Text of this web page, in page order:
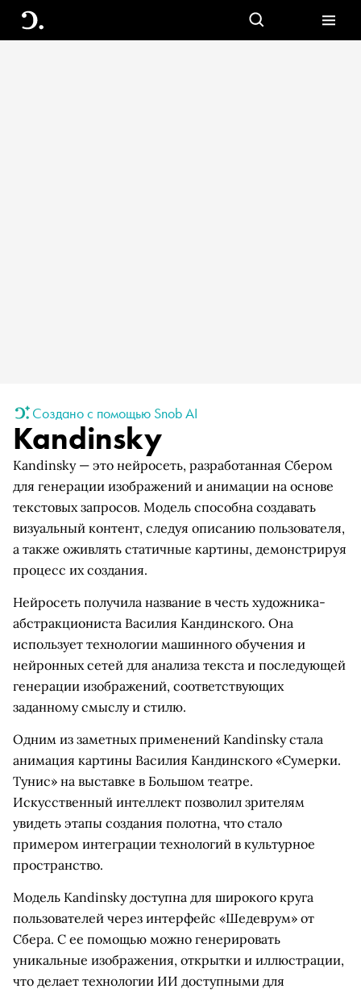
Создано с помощью Snob AI
Kandinsky
Kandinsky — это нейросеть, разработанная Сбером
для генерации изображений и анимации на основе
текстовых запросов. Модель способна создавать
визуальный контент, следуя описанию пользователя,
а также оживлять статичные картины, демонстрируя
процесс их создания.
Нейросеть получила название в честь художника-
абстракциониста Василия Кандинского. Она
использует технологии машинного обучения и
нейронных сетей для анализа текста и последующей
генерации изображений, соответствующих
заданному смыслу и стилю.
Одним из заметных применений Kandinsky стала
анимация картины Василия Кандинского «Сумерки.
Тунис» на выставке в Большом театре.
Искусственный интеллект позволил зрителям
увидеть этапы создания полотна, что стало
примером интеграции технологий в культурное
пространство.
Модель Kandinsky доступна для широкого круга
пользователей через интерфейс «Шедеврум» от
Сбера. С ее помощью можно генерировать
уникальные изображения, открытки и иллюстрации,
что делает технологии ИИ доступными для